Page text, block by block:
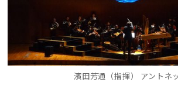
濱田芳通（指揮） アントネ